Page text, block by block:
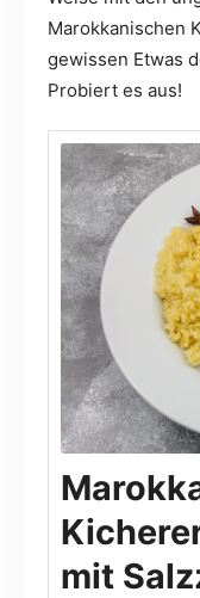
Marokkanischen
gewissen Etwas
Probiert es aus!
mit